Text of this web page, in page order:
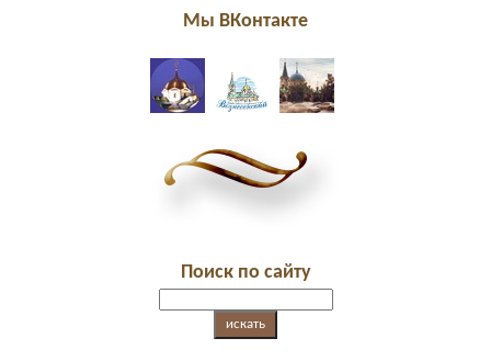
Мы ВКонтакте
Поиск по сайту